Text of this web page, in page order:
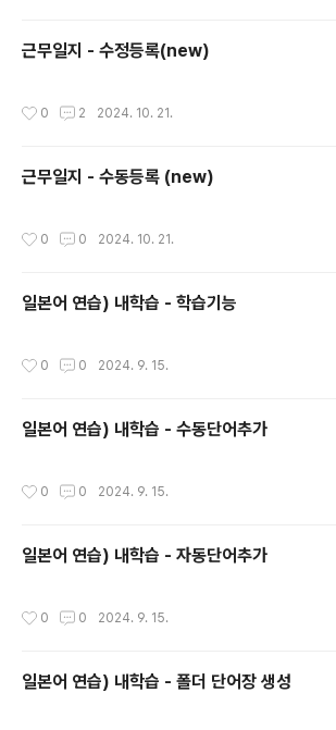
릿 환경에 최적화 되어있습니다. 일본어연습 웹사이트는
다. 일본어연습 웹사이트는 PC 또는 태블릿 환경에 최적
릿 환경에 최적화 되어있습니..
근무일지 - 수정등록(new)
0 2 2024. 10. 21.
근무일지 - 수동등록 (new)
0 0 2024. 10. 21.
일본어 연습) 내학습 - 학습기능
0 0 2024. 9. 15.
일본어 연습) 내학습 - 수동단어추가
0 0 2024. 9. 15.
일본어 연습) 내학습 - 자동단어추가
0 0 2024. 9. 15.
일본어 연습) 내학습 - 폴더 단어장 생성